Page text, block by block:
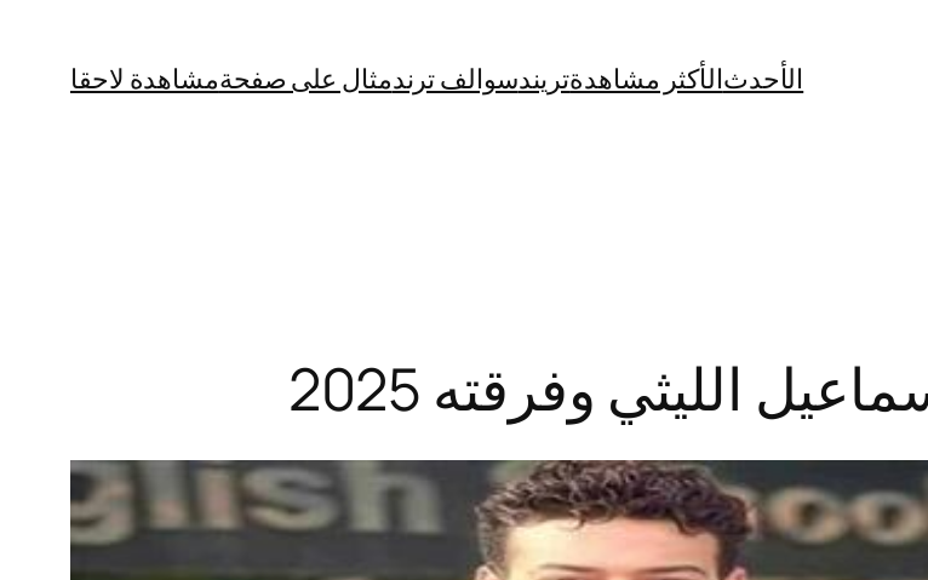
الأحدثالأكثر مشاهدةتريندسوالف ترندمثال على صفحةمشاهدة لاحقا
الليثي وفرقته 2025